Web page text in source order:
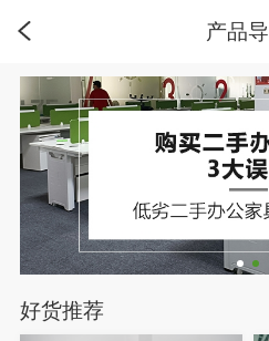
产品
好货推荐